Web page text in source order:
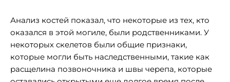
Анализ костей показал, что некоторые из тех, кто
оказался в этой могиле, были родственниками. У
некоторых скелетов были общие признаки,
которые могли быть наследственными, такие как
расщелина позвоночника и швы черепа, которые